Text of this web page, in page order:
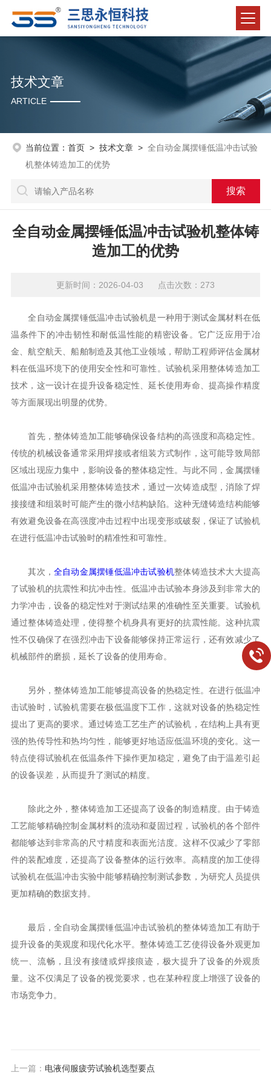
技术文章
ARTICLE
当前位置： 首页> 技术文章> 全自动金属摆锤低温冲击试验
机整体铸造加工的优势
全自动金属摆锤低温冲击试验机整体铸
造加工的优势
更新时间：2026-04-03 点击次数：273
全自动金属摆锤低温冲击试验机是一种用于测试金属材料在低
温条件下的冲击韧性和耐低温性能的精密设备。它广泛应用于冶
金、航空航天、船舶制造及其他工业领域，帮助工程师评估金属材
料在低温环境下的使用安全性和可靠性。试验机采用整体铸造加工
技术，这一设计在提升设备稳定性、延长使用寿命、提高操作精度
等方面展现出明显的优势。
首先，整体铸造加工能够确保设备结构的高强度和高稳定性。
传统的机械设备通常采用焊接或者组装方式制作，这可能导致局部
区域出现应力集中，影响设备的整体稳定性。与此不同，金属摆锤
低温冲击试验机采用整体铸造技术，通过一次铸造成型，消除了焊
接接缝和组装时可能产生的微小结构缺陷。这种无缝铸造结构能够
有效避免设备在高强度冲击过程中出现变形或破裂，保证了试验机
在进行低温冲击试验时的精准性和可靠性。
其次，全自动金属摆锤低温冲击试验机整体铸造技术大大提高
了试验机的抗震性和抗冲击性。低温冲击试验本身涉及到非常大的
力学冲击，设备的稳定性对于测试结果的准确性至关重要。试验机
通过整体铸造处理，使得整个机身具有更好的抗震性能。这种抗震
性不仅确保了在强烈冲击下设备能够保持正常运行，还有效减少了
机械部件的磨损，延长了设备的使用寿命。
另外，整体铸造加工能够提高设备的热稳定性。在进行低温冲
击试验时，试验机需要在极低温度下工作，这就对设备的热稳定性
提出了更高的要求。通过铸造工艺生产的试验机，在结构上具有更
强的热传导性和热均匀性，能够更好地适应低温环境的变化。这一
特点使得试验机在低温条件下操作更加稳定，避免了由于温差引起
的设备误差，从而提升了测试的精度。
除此之外，整体铸造加工还提高了设备的制造精度。由于铸造
工艺能够精确控制金属材料的流动和凝固过程，试验机的各个部件
都能够达到非常高的尺寸精度和表面光洁度。这样不仅减少了零部
件的装配难度，还提高了设备整体的运行效率。高精度的加工使得
试验机在低温冲击实验中能够精确控制测试参数，为研究人员提供
更加精确的数据支持。
最后，全自动金属摆锤低温冲击试验机的整体铸造加工有助于
提升设备的美观度和现代化水平。整体铸造工艺使得设备外观更加
统一、流畅，且没有接缝或焊接痕迹，极大提升了设备的外观质
量。这不仅满足了设备的视觉要求，也在某种程度上增强了设备的
市场竞争力。
上一篇： 电液伺服疲劳试验机选型要点